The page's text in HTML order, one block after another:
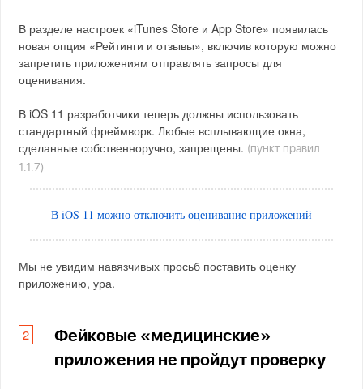
В разделе настроек «iTunes Store и App Store» появилась
новая опция «Рейтинги и отзывы», включив которую можно
запретить приложениям отправлять запросы для
оценивания.
В iOS 11 разработчики теперь должны использовать
стандартный фреймворк. Любые всплывающие окна,
сделанные собственноручно, запрещены. (пункт правил
1.1.7)
В iOS 11 можно отключить оценивание приложений
Мы не увидим навязчивых просьб поставить оценку
приложению, ура.
Фейковые «медицинские»
приложения не пройдут проверку